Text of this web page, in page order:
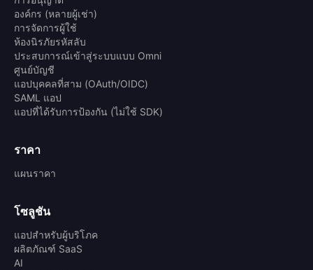
องค์กร (หลายผู้เช่า)
การจัดการผู้ใช้
ห้องนิรภัยรหัสลับ
ประสบการณ์เข้าสู่ระบบแบบ Omni
ศูนย์บัญชี
แอปบุคคลที่สาม (OAuth/OIDC)
SAML แอป
แอปที่ได้รับการป้องกัน (ไม่ใช้ SDK)
ราคา
แผนราคา
โซลูชัน
แอปสำหรับผู้บริโภค
ผลิตภัณฑ์ SaaS
AI